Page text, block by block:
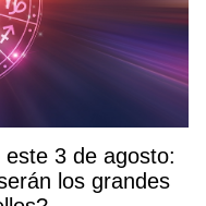
3 de agosto:
los grandes